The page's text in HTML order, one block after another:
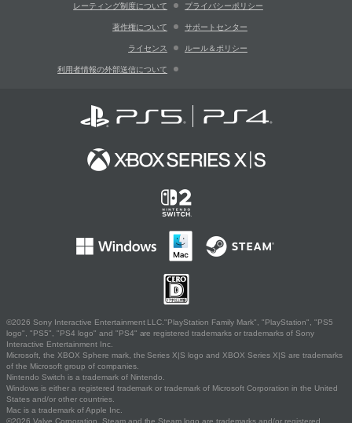
レーティング制度について プライバシーポリシー
著作権について サポートセンター
ライセンス ルール＆ポリシー
利用者情報の外部送信について
©2026 Sony Interactive Entertainment LLC."PlayStation Family Mark", "PlayStation", "PS5
logo", "PS5", "PS4 logo" and "PS4" are registered trademarks or trademarks of Sony
Interactive Entertainment Inc.
Microsoft, the XBOX Sphere mark, the Series X|S logo and XBOX Series X|S are trademarks
of the Microsoft group of companies.
Nintendo Switch is a trademark of Nintendo.
Windows is either a registered trademark or trademark of Microsoft Corporation in the United
States and/or other countries.
Mac is a trademark of Apple Inc.
©2026 Valve Corporation. Steam and the Steam logo are trademarks and/or registered